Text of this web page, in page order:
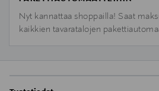
Nyt kannattaa shoppailla! Saat
kaikkien tavaratalojen